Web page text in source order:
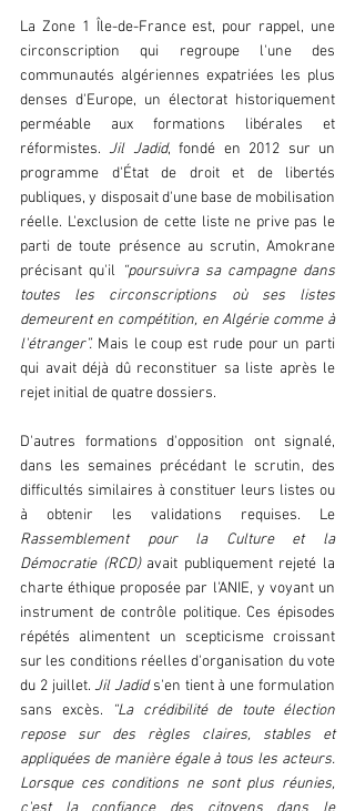
La Zone 1 Île-de-France est, pour rappel, une
circonscription qui regroupe l'une des
communautés algériennes expatriées les plus
denses d'Europe, un électorat historiquement
perméable aux formations libérales et
réformistes. Jil Jadid, fondé en 2012 sur un
programme d'État de droit et de libertés
publiques, y disposait d'une base de mobilisation
réelle. L'exclusion de cette liste ne prive pas le
parti de toute présence au scrutin, Amokrane
précisant qu'il “poursuivra sa campagne dans
toutes les circonscriptions où ses listes
demeurent en compétition, en Algérie comme à
l'étranger”. Mais le coup est rude pour un parti
qui avait déjà dû reconstituer sa liste après le
rejet initial de quatre dossiers.
D'autres formations d'opposition ont signalé,
dans les semaines précédant le scrutin, des
difficultés similaires à constituer leurs listes ou
Rassemblement pour la Culture et la
Démocratie (RCD) avait publiquement rejeté la
charte éthique proposée par l'ANIE, y voyant un
instrument de contrôle politique. Ces épisodes
répétés alimentent un scepticisme croissant
sur les conditions réelles d'organisation du vote
du 2 juillet. Jil Jadid s'en tient à une formulation
sans excès.
“La crédibilité de toute élection
repose sur des règles claires, stables et
appliquées de manière égale à tous les acteurs.
Lorsque ces conditions ne sont plus réunies,